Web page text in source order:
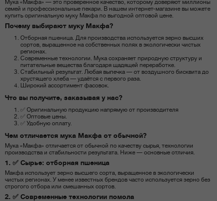
Мука «Макфа» — это проверенное качество, которому доверяют миллионы
семей и профессиональные пекари. В нашем интернет-магазине вы можете
купить оригинальную муку Макфа по выгодной оптовой цене.
Почему выбирают муку Макфа?
Отборная пшеница. Для производства используется зерно высших
сортов, выращенное на собственных полях в экологически чистых
регионах.
Современные технологии. Мука сохраняет природную структуру и
питательные вещества благодаря щадящей переработке.
Стабильный результат. Любая выпечка — от воздушного бисквита до
хрустящего хлеба — удаётся с первого раза.
Широкий ассортимент фасовок.
Что вы получите, заказывая у нас?
✅ Оригинальную продукцию напрямую от производителя
✅ Оптовые цены.
✅ Удобную оплату.
Чем отличается мука Макфа от обычной?
Мука «Макфа» отличается от обычной по качеству сырья, технологии
производства и стабильности результата. Ниже — основные отличия.
1. ✅ Сырье: отборная пшеница
Макфа использует зерно высшего сорта, выращенное в экологически
чистых регионах. У менее известных брендов часто используется зерно без
строгого отбора или смешанных сортов.
2. ✅ Современные технологии помола